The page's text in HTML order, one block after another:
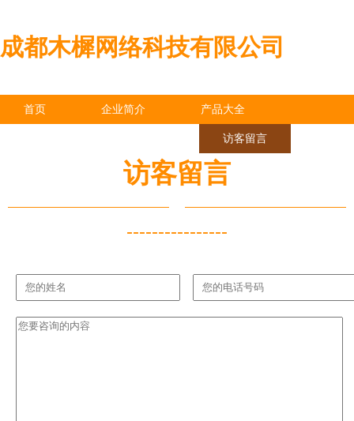
成都木樨网络科技有限公司
首页 企业简介 产品大全
访客留言
访客留言
----------------